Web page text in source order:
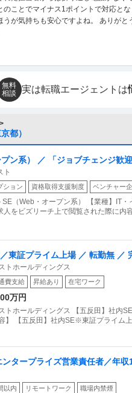
のことでマイナス1ポイントで対応と
うが気持ちも安心ですよね。 ありがと
無料
相談
実は転職エージェントは
都）
ン系） ／ 「ジョブチェンジ歓
集
ト
ション 資格取得支援制度 ベンチャー
SE（Web・オープン系） 【業種】IT
人をビズリーチ上で閲覧された際に内
東証プライム上場 ／ 転勤無 ／
トホールディングス
費支給 昇給あり 在宅ワーク
万円
トホールディングス 【五反田】社内
】 【五反田】社内SE※東証プライム
タープライズ営業責任者／年
うAI議事録SaaS×エンプラ事業
以内 リモートワーク 職場内禁煙